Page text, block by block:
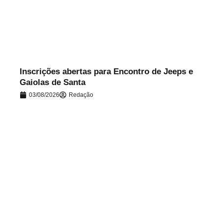
Inscrições abertas para Encontro de Jeeps e
Gaiolas de Santa
03/08/2026 Redação